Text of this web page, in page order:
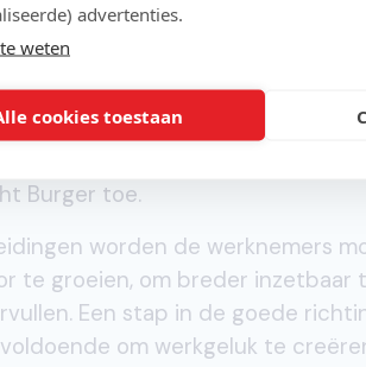
advertenties.
weten
cookies toestaan
sleutel tot
voor één middel, dat aan het
Globale inzichten bestaan wel,
soorten en maten.
Burger toe.
worden de werknemers
te groeien, om breder inzetbaar
Een stap in de goede
om werkgeluk te